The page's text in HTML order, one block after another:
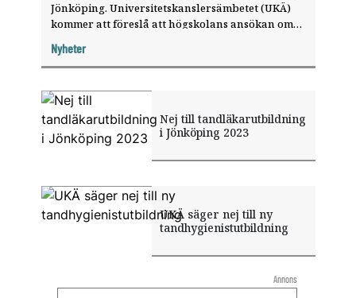
Jönköping. Universitetskanslersämbetet (UKÄ)
kommer att föreslå att högskolans ansökan om
Nyheter
Nej till tandläkarutbildning
i Jönköping 2023
UKÄ säger nej till ny
tandhygienistutbildning
Annons